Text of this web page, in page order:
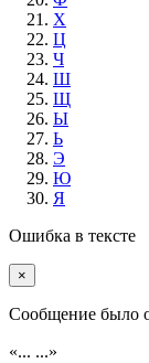
Х
Ц
Ч
Ш
Щ
Ы
Ь
Э
Ю
Я
Ошибка в тексте
×
Cообщение было
«... ...»